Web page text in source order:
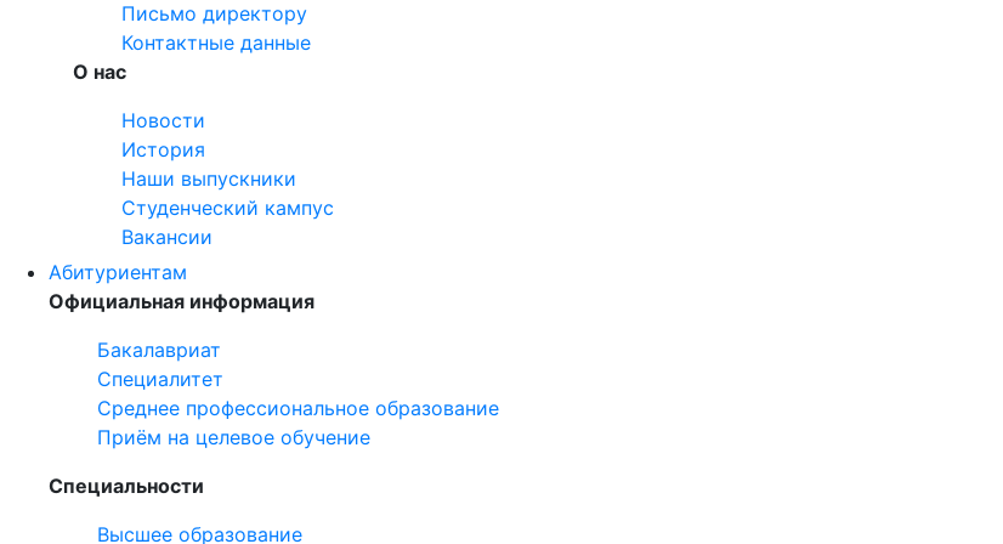
Письмо директору
Контактные данные
О нас
Новости
История
Наши выпускники
Студенческий кампус
Вакансии
Абитуриентам
Официальная информация
Бакалавриат
Специалитет
Среднее профессиональное образование
Приём на целевое обучение
Специальности
Высшее образование